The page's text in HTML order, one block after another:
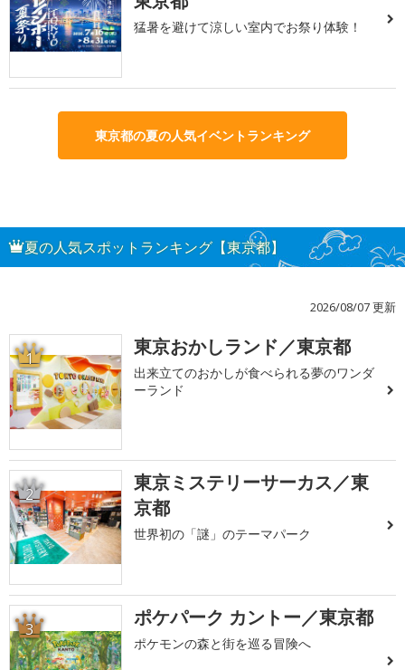
猛暑を避けて涼しい室内でお祭り体験！
東京都の夏の人気イベントランキング
夏の人気スポットランキング【東京都】
2026/08/07 更新
1 東京おかしランド／東京都
出来立てのおかしが食べられる夢のワンダ
ーランド
2
東京ミステリーサーカス／東
京都
世界初の「謎」のテーマパーク
3 ポケパーク カントー／東京都
ポケモンの森と街を巡る冒険へ